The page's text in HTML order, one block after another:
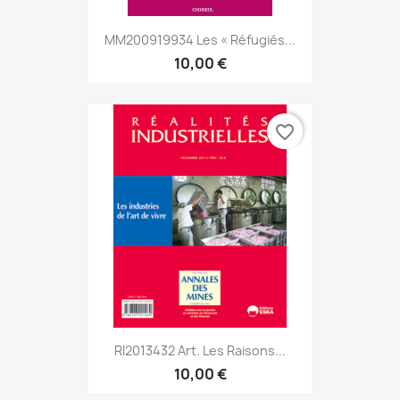
MM200919934 Les « Réfugiés...
10,00 €
RI2013432 Art. Les Raisons...
10,00 €
favorite_border